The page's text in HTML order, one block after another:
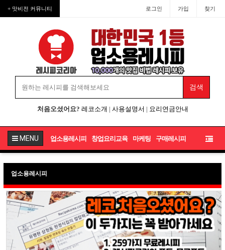
+ 맛비전 커뮤니티 로그인 가입 찾기
처음오셨어요? 레코소개 | 사용설명서 | 요리연금안내
MENU 업소용레시피 창업요리교육 마케팅 구매레시피
업소용레시피